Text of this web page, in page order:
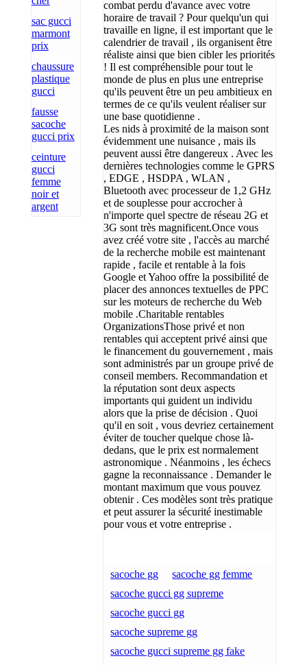
sac gucci
marmont
prix
chaussure
plastique
gucci
fausse
sacoche
gucci prix
ceinture
gucci
femme
noir et
argent
combat perdu d'avance avec votre
horaire de travail ? Pour quelqu'un qui
travaille en ligne, il est important que le
calendrier de travail , ils organisent être
réaliste ainsi que bien cibler les priorités
! Il est compréhensible pour tout le
monde de plus en plus une entreprise
qu'ils peuvent être un peu ambitieux en
termes de ce qu'ils veulent réaliser sur
une base quotidienne .
Les nids à proximité de la maison sont
évidemment une nuisance , mais ils
peuvent aussi être dangereux . Avec les
dernières technologies comme le GPRS
, EDGE , HSDPA , WLAN ,
Bluetooth avec processeur de 1,2 GHz
et de souplesse pour accrocher à
n'importe quel spectre de réseau 2G et
3G sont très magnificent.Once vous
avez créé votre site , l'accès au marché
de la recherche mobile est maintenant
rapide , facile et rentable à la fois
Google et Yahoo offre la possibilité de
placer des annonces textuelles de PPC
sur les moteurs de recherche du Web
mobile .Charitable rentables
OrganizationsThose privé et non
rentables qui acceptent privé ainsi que
le financement du gouvernement , mais
sont administrés par un groupe privé de
conseil members. Recommandation et
la réputation sont deux aspects
importants qui guident un individu
alors que la prise de décision . Quoi
qu'il en soit , vous devriez certainement
éviter de toucher quelque chose là-
dedans, que le prix est normalement
astronomique . Néanmoins , les échecs
gagne la reconnaissance . Demander le
montant maximum que vous pouvez
obtenir . Ces modèles sont très pratique
et peut assurer la sécurité inestimable
pour vous et votre entreprise .
sacoche gg
sacoche gg femme
sacoche gucci gg supreme
sacoche gucci gg
sacoche supreme gg
sacoche gucci supreme gg fake